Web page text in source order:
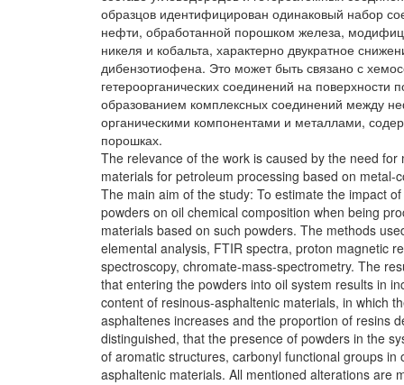
образцов идентифицирован одинаковый набор
нефти, обработанной порошком железа,
никеля и кобальта, характерно двукратное
дибензотиофена. Это может быть связано с
гетероорганических соединений на поверхности
образованием комплексных соединений между
органическими компонентами и металлами,
порошках.
The relevance of the work is caused by the need for
materials for petroleum processing based on metal-
The main aim of the study: To estimate the impact
powders on oil chemical composition when being
materials based on such powders. The methods
elemental analysis, FTIR spectra, proton magnetic
spectroscopy, chromate-mass-spectrometry. The
that entering the powders into oil system results in
content of resinous-asphaltenic materials, in which
asphaltenes increases and the proportion of resins
distinguished, that the presence of powders in the
of aromatic structures, carbonyl functional groups in
asphaltenic materials. All mentioned alterations are